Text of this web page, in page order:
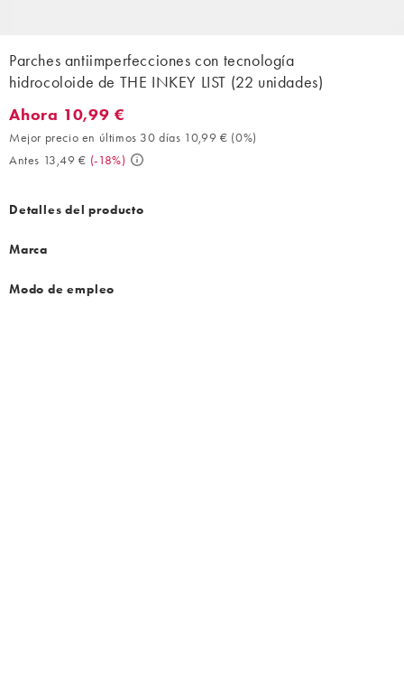
Parches antiimperfecciones con tecnología
hidrocoloide de THE INKEY LIST (22 unidades)
Ahora 10,99 €. Mejor precio en últimos 30 días 10,99 € (0%).
Ahora 10,99 €
Mejor precio en últimos 30 días 10,99 € (0%)
Antes 13,49 € (-18%)
Detalles del producto
Marca
Modo de empleo